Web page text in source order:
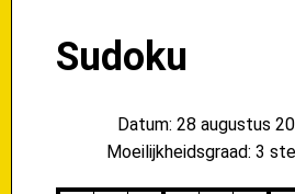
Sudoku
Datum: 28 augustus
Moeilijkheidsgraad: 3